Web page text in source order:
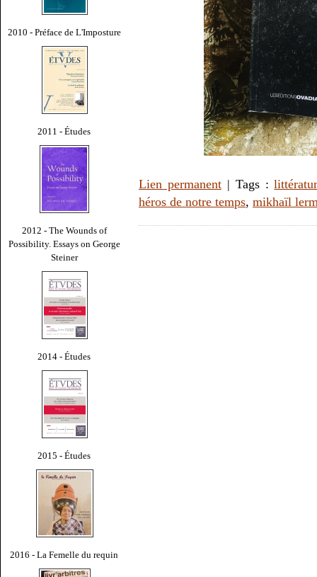
2010 - Préface de L'Imposture
2011 - Études
2012 - The Wounds of
Possibility. Essays on George
Steiner
2014 - Études
2015 - Études
2016 - La Femelle du requin
Lien permanent| Tags :
héros de notre temps, mikhaïl